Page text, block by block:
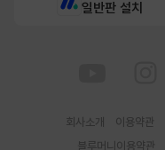
일반판 설치
회사소개 이용약관
블루머니이용약관